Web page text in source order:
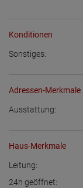
Konditionen
Sonstiges:
Adressen-Merkmale
Ausstattung:
Haus-Merkmale
Leitung:
24h geöffnet: